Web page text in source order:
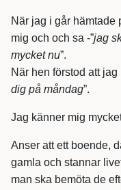
När jag i går hämtade
mig och och sa -”jag
mycket nu”.
När hen förstod att
dig på måndag”.
Jag känner mig
Anser att ett boende,
gamla och stannar
man ska bemöta de